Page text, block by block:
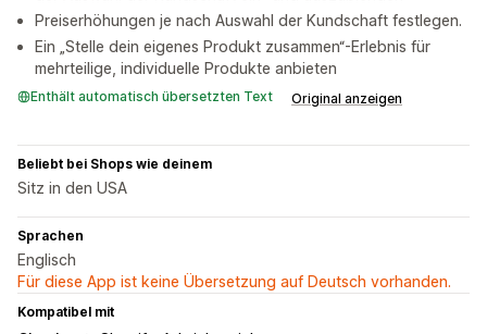
Preiserhöhungen je nach Auswahl der Kundschaft festlegen.
Ein „Stelle dein eigenes Produkt zusammen“-Erlebnis für
mehrteilige, individuelle Produkte anbieten
Enthält automatisch übersetzten Text Original anzeigen
Beliebt bei Shops wie deinem
Sitz in den USA
Sprachen
Englisch
Für diese App ist keine Übersetzung auf Deutsch vorhanden.
Kompatibel mit